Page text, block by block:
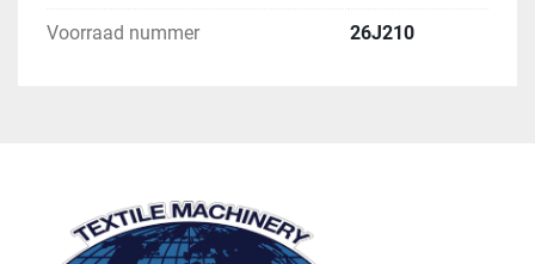
Voorraad nummer 26J210